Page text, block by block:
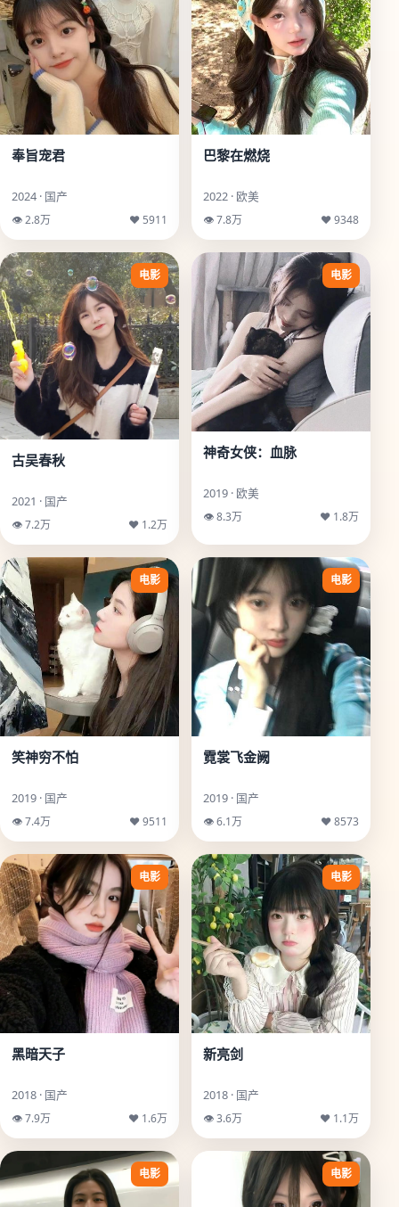
奉旨宠君
2024 · 国产
👁 2.8万 ♥ 5911
巴黎在燃烧
2022 · 欧美
👁 7.8万 ♥ 9348
电影
古吴春秋
2021 · 国产
👁 7.2万 ♥ 1.2万
电影
神奇女侠：血脉
2019 · 欧美
👁 8.3万 ♥ 1.8万
电影
笑神穷不怕
2019 · 国产
👁 7.4万 ♥ 9511
电影
霓裳飞金阙
2019 · 国产
👁 6.1万 ♥ 8573
电影
黑暗天子
2018 · 国产
👁 7.9万 ♥ 1.6万
电影
新亮剑
2018 · 国产
👁 3.6万 ♥ 1.1万
电影 电影